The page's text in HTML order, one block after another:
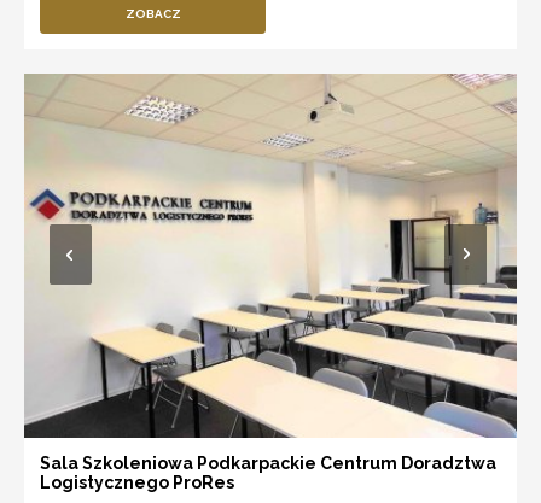
ZOBACZ
Sala Szkoleniowa Podkarpackie Centrum Doradztwa
Logistycznego ProRes